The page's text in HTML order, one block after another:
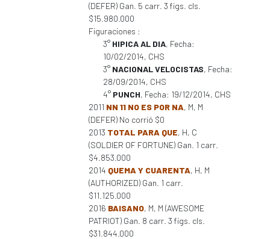
(DEFER) Gan. 5 carr. 3 figs. cls.
$15.980.000
Figuraciones :
3° HIPICA AL DIA, Fecha:
10/02/2014, CHS
3° NACIONAL VELOCISTAS, Fecha:
28/09/2014, CHS
4° PUNCH, Fecha: 19/12/2014, CHS
2011 NN 11 NO ES POR NA, M, M
(DEFER) No corrió $0
2013 TOTAL PARA QUE, H, C
(SOLDIER OF FORTUNE) Gan. 1 carr.
$4.853.000
2014 QUEMA Y CUARENTA, H, M
(AUTHORIZED) Gan. 1 carr.
$11.125.000
2016 BAISANO, M, M (AWESOME
PATRIOT) Gan. 8 carr. 3 figs. cls.
$31.844.000